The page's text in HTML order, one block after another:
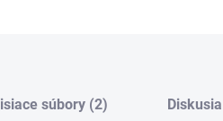
súbory (2) Diskusia